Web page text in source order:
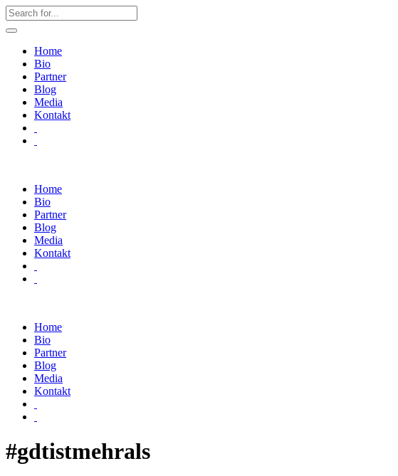
Home
Bio
Partner
Blog
Media
Kontakt
Home
Bio
Partner
Blog
Media
Kontakt
Home
Bio
Partner
Blog
Media
Kontakt
#gdtistmehrals